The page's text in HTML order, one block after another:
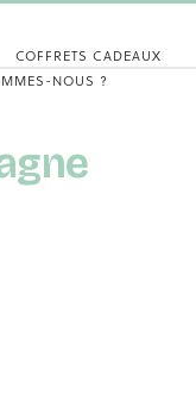
COFFRETS CADEAUX
NOUS ?